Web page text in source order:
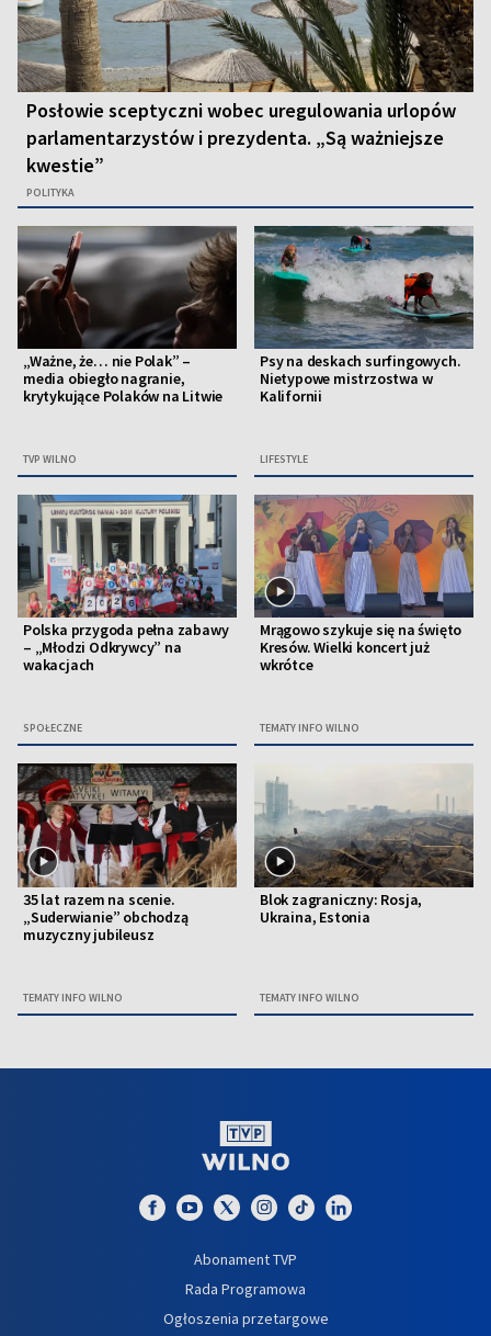
Posłowie sceptyczni wobec uregulowania urlopów
parlamentarzystów i prezydenta. „Są ważniejsze
kwestie”
POLITYKA
„Ważne, że… nie Polak” –
media obiegło nagranie,
krytykujące Polaków na Litwie
TVP WILNO
Psy na deskach surfingowych.
Nietypowe mistrzostwa w
Kalifornii
LIFESTYLE
Polska przygoda pełna zabawy
– „Młodzi Odkrywcy” na
wakacjach
SPOŁECZNE
Mrągowo szykuje się na święto
Kresów. Wielki koncert już
wkrótce
TEMATY INFO WILNO
35 lat razem na scenie.
„Suderwianie” obchodzą
muzyczny jubileusz
TEMATY INFO WILNO
Blok zagraniczny: Rosja,
Ukraina, Estonia
TEMATY INFO WILNO
Abonament TVP
Rada Programowa
Ogłoszenia przetargowe